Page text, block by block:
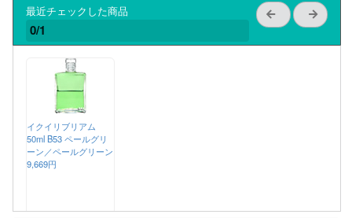
最近チェックした商品
0/1
イクイリブリアム
50ml B53 ペールグリ
ーン／ペールグリーン
9,669円